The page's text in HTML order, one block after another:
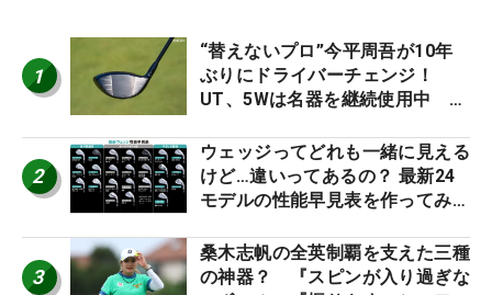
1
“替えないプロ”今平周吾が10年
ぶりにドライバーチェンジ！
UT、5Wは名器を継続使用中 #
2
ウェッジってどれも一緒に見える
けど…違いってあるの？ 最新24
モデルの性能早見表を作ってみ
3
桑木志帆の全英制覇を支えた三種
の神器？ 『スピンが入り過ぎな